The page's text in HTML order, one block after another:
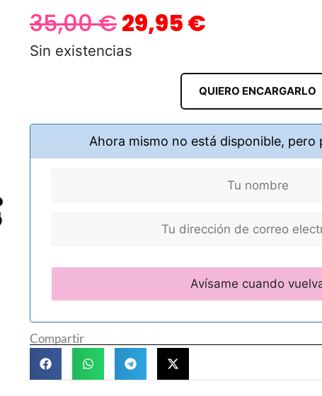
35,00€29,95€
Sin existencias
QUIERO ENCARGARLO
Ahora mismo no está disponible, pero
Compartir